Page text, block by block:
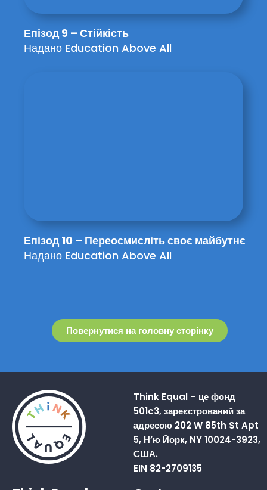
Епізод 9 – Стійкість
Надано Education Above All
Епізод 10 – Переосмисліть своє майбутнє
Надано Education Above All
Повернутися на головну сторінку
Think Equal – це фонд
501c3, зареєстрований за
адресою 202 W 85th St Apt
5, Н’ю Йорк, NY 10024-3923,
США.
EIN 82-2709135